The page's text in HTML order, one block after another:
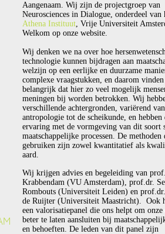
Aangenaam. Wij zijn de projectgroep van
Neurosciences in Dialogue, onderdeel van
Athena Instituut, Vrije Universiteit
Welkom op onze website.
Wij denken we na over hoe
technologie kunnen bijdragen aan
welzijn op een eerlijke en duurzame
complexe vraagstukken, en daarom
belangrijk dat hier zo veel mogelijk
meningen bij worden betrokken. Wij
verschillende achtergronden, variërend
antropologie tot de scheikunde, en hebben
ervaring met de vormgeving van dit soort
maatschappelijke processen. De methoden
gebruiken zijn zowel kwantitatief als
aard.
Wij krijgen advies en begeleiding van
Krabbendam (VU Amsterdam), prof.dr.
Rombouts (Universiteit Leiden) en
de Ruijter (Universiteit Maastricht). Ook
een valorisatiepanel die ons helpt om onze
beter te laten aansluiten bij
en behoeften. De leden van dit panel zijn